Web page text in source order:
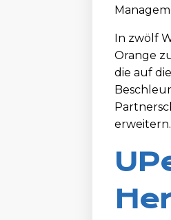
In zwölf
Orange
die auf
erweitern.